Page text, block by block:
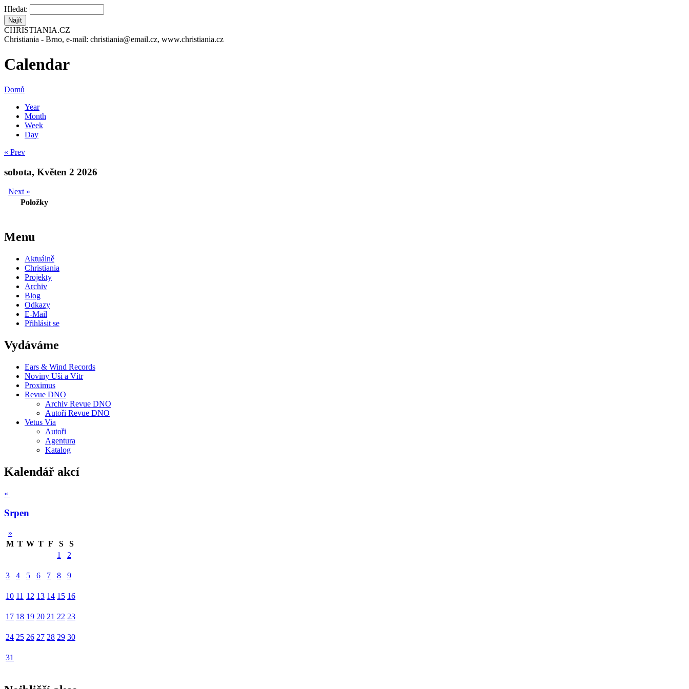
Hledat:
CHRISTIANIA.CZ
Christiania - Brno, e-mail: christiania@email.cz, www.christiania.cz
Calendar
Domů
Year
Month
Week
Day
« Prev
sobota, Květen 2 2026
Next »
Položky
Menu
Aktuálně
Christiania
Projekty
Archiv
Blog
Odkazy
E-Mail
Přihlásit se
Vydáváme
Ears & Wind Records
Noviny Uši a Vítr
Proximus
Revue DNO
Archiv Revue DNO
Autoři Revue DNO
Vetus Via
Autoři
Agentura
Katalog
Kalendář akcí
«
Srpen
»
M T W T F S
S
1
2
3 4 5 6 7 8 9
10 11 12 13 14 15 16
17 18 19 20 21 22 23
24 25 26 27 28 29 30
31